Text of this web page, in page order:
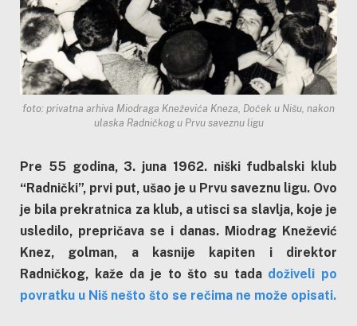
foto: privatna arhiva Miodraga Kneževića Kneza, Doček u Nišu, nakon
ulaska Radničkog u Prvu saveznu ligu
Pre 55 godina, 3. juna 1962. niški fudbalski klub
“Radnički”, prvi put, ušao je u Prvu saveznu ligu. Ovo
je bila prekratnica za klub, a utisci sa slavlja, koje je
usledilo, prepričava se i danas. Miodrag Knežević
Knez, golman, a kasnije kapiten i direktor
Radničkog, kaže da je to što su tada doživeli po
povratku u Niš nešto što se rečima ne može opisati.